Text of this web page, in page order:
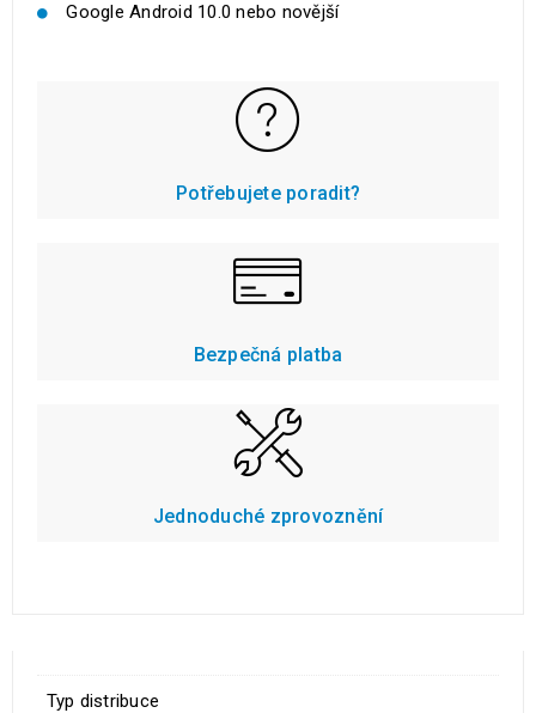
Google Android 10.0 nebo novější
Potřebujete poradit?
Bezpečná platba
Jednoduché zprovoznění
Typ distribuce